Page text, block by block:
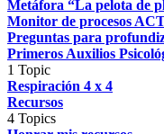
Metáfora “La pelota de
Monitor de procesos
Preguntas para
Primeros Auxilios
1 Topic
Respiración 4 x 4
Recursos
4 Topics